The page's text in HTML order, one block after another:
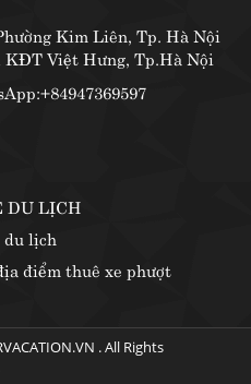
Kim Liên, Tp. Hà Nội
Việt Hưng, Tp.Hà Nội
DU LỊCH
du lịch
điểm thuê xe phượt
. All Rights